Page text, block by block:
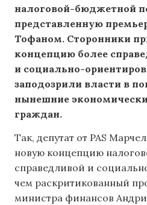
налоговой-бюджетной
представленную
Тофаном. Сторонники
концепцию более
и социально-
заподозрили власти в
нынешние
граждан.
Так, депутат от PAS
новую концепцию
справедливой и
чем раскритикованный
министра финансов